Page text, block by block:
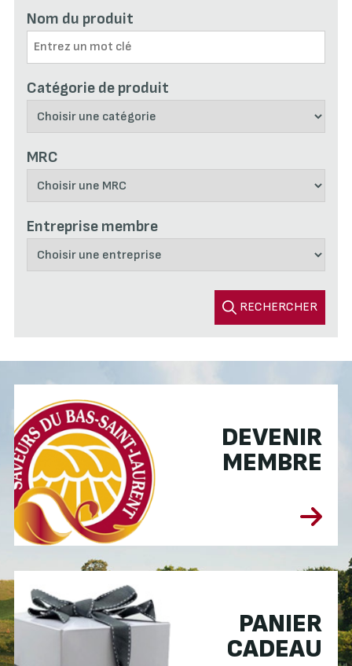
Nom du produit
Catégorie de produit
MRC
Entreprise membre
RECHERCHER
DEVENIR
MEMBRE
PANIER
CADEAU